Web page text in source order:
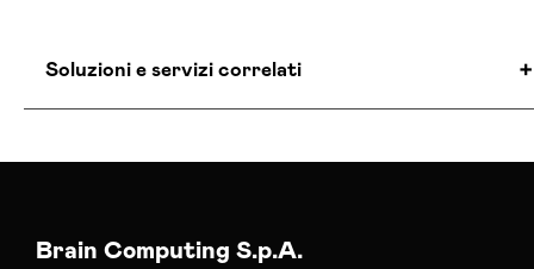
Soluzioni e servizi correlati
Agenzia Posizionamento Seo Catanzaro
Brain Computing S.p.A.